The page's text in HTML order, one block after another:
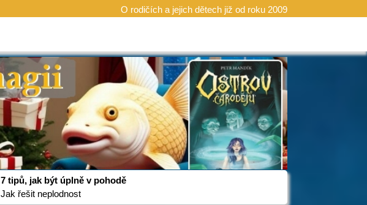
O rodičích a jejich dětech již od roku 2009
7 tipů, jak být úplně v pohodě
Jak řešit neplodnost